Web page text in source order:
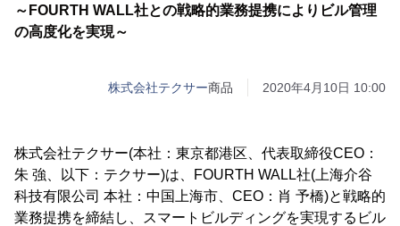
～FOURTH WALL社との戦略的業務提携によりビル管理
の高度化を実現～
株式会社テクサー商品 2020年4月10日 10:00
株式会社テクサー(本社：東京都港区、代表取締役CEO：
朱 強、以下：テクサー)は、FOURTH WALL社(上海介谷
科技有限公司 本社：中国上海市、CEO：肖 予橋)と戦略的
業務提携を締結し、スマートビルディングを実現するビル